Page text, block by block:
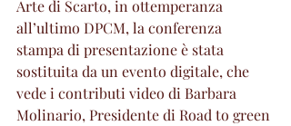
Arte di Scarto, in ottemperanza
all’ultimo DPCM, la conferenza
stampa di presentazione è stata
sostituita da un evento digitale, che
vede i contributi video di Barbara
Molinario, Presidente di Road to green